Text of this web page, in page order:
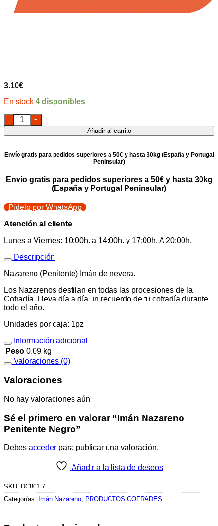
3.10€
4 disponibles
Imán Nazareno Penitente Negro cantidad
Añadir al carrito
Envío gratis para pedidos superiores a 50€ y hasta 30kg (España y Portugal
Peninsular)
Envío gratis para pedidos superiores a 50€ y hasta 30kg
(España y Portugal Peninsular)
Pídelo por WhatsApp
Atención al cliente
Lunes a Viernes: 10:00h. a 14:00h. y 17:00h. A 20:00h.
Descripción
Nazareno (Penitente) Imán de nevera.
Los Nazarenos desfilan en todas las procesiones de la
Cofradía. Lleva día a día un recuerdo de tu cofradía durante
todo el año.
Unidades por caja: 1pz
Información adicional
Peso 0.09 kg
Valoraciones (0)
Valoraciones
No hay valoraciones aún.
Sé el primero en valorar “Imán Nazareno
Penitente Negro”
Debes acceder para publicar una valoración.
Añadir a la lista de deseos
SKU: DC801-7
Categorías: Imán Nazareno, PRODUCTOS COFRADES